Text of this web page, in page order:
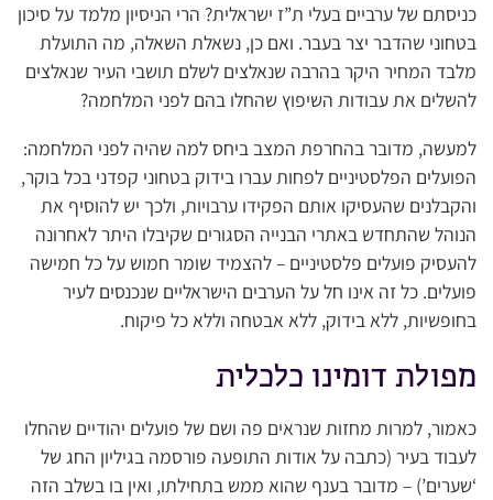
כניסתם של ערביים בעלי ת”ז ישראלית? הרי הניסיון מלמד על סיכון
בטחוני שהדבר יצר בעבר. ואם כן, נשאלת השאלה, מה התועלת
מלבד המחיר היקר בהרבה שנאלצים לשלם תושבי העיר שנאלצים
להשלים את עבודות השיפוץ שהחלו בהם לפני המלחמה?
למעשה, מדובר בהחרפת המצב ביחס למה שהיה לפני המלחמה:
הפועלים הפלסטיניים לפחות עברו בידוק בטחוני קפדני בכל בוקר,
והקבלנים שהעסיקו אותם הפקידו ערבויות, ולכך יש להוסיף את
הנוהל שהתחדש באתרי הבנייה הסגורים שקיבלו היתר לאחרונה
להעסיק פועלים פלסטיניים – להצמיד שומר חמוש על כל חמישה
פועלים. כל זה אינו חל על הערבים הישראליים שנכנסים לעיר
בחופשיות, ללא בידוק, ללא אבטחה וללא כל פיקוח.
מפולת דומינו כלכלית
כאמור, למרות מחזות שנראים פה ושם של פועלים יהודיים שהחלו
לעבוד בעיר (כתבה על אודות התופעה פורסמה בגיליון החג של
‘שערים’) – מדובר בענף שהוא ממש בתחילתו, ואין בו בשלב הזה